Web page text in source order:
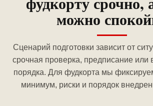
можно
Сценарий подготовки зависит от
срочная проверка, предписание или
порядка. Для фудкорта мы
минимум, риски и порядок